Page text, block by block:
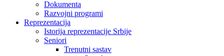
Dokumenta
Razvojni programi
Reprezentacija
Istorija reprezentacije Srbije
Seniori
Trenutni sastav